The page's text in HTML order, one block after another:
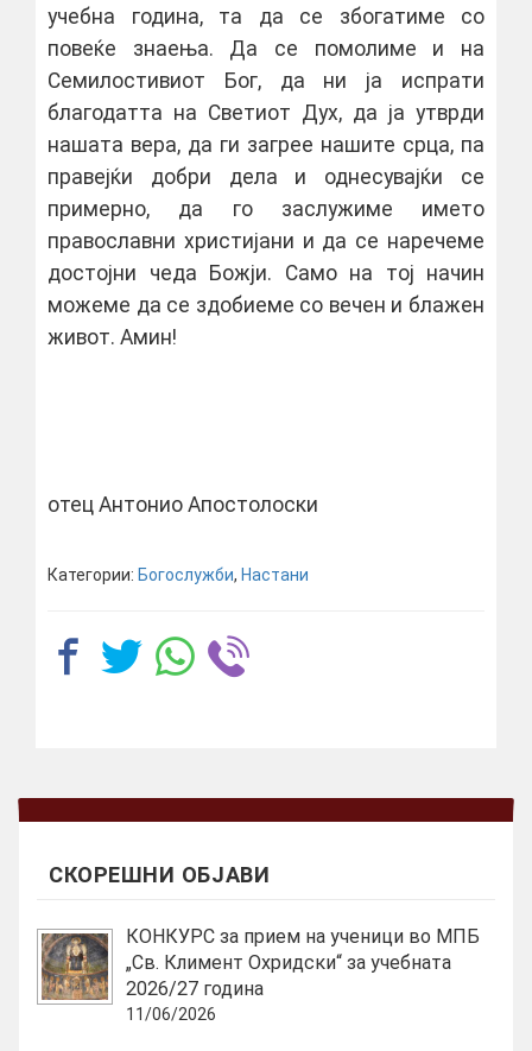
учебна година, та да се збогатиме со
повеќе знаења. Да се помолиме и на
Семилостивиот Бог, да ни ја испрати
благодатта на Светиот Дух, да ја утврди
нашата вера, да ги загрее нашите срца, па
правејќи добри дела и однесувајќи се
примерно, да го заслужиме името
православни христијани и да се наречеме
достојни чеда Божји. Само на тој начин
можеме да се здобиеме со вечен и блажен
живот. Амин!
отец Антонио Апостолоски
Категории: Богослужби, Настани
СКОРЕШНИ ОБЈАВИ
КОНКУРС за прием на ученици во МПБ
„Св. Климент Охридски“ за учебната
2026/27 година
11/06/2026